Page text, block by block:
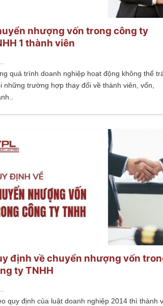
nhượng vốn trong công ty
1 thành viên
quá trình doanh nghiệp hoạt động không thể
những trường hợp thay đổi về thành viên, vốn,
định về chuyển nhượng vốn
ty TNHH
quy định của luật doanh nghiệp 2014 thì thành